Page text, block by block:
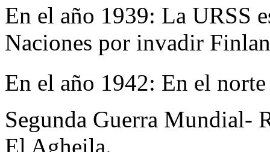
En el año 1939: La URSS
Naciones por invadir
En el año 1942: En el
Segunda Guerra Mundial-
El Agheila.